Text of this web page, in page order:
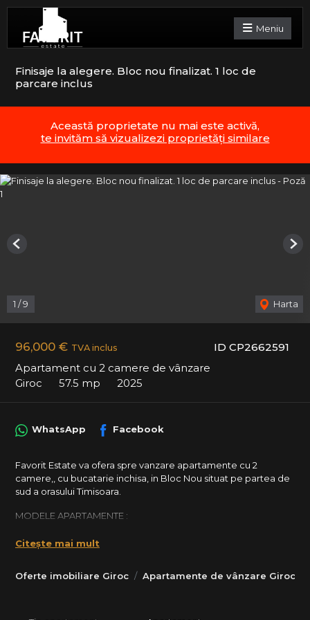
Meniu
Finisaje la alegere. Bloc nou finalizat. 1 loc de
parcare inclus
Această proprietate nu mai este activă,
te invităm să vizualizezi proprietăți similare
ID CP2662591
96,000 € TVA inclus
Apartament cu 2 camere de vânzare
Giroc
57.5 mp 2025
1 /9 Harta
Previous
Oferte imobiliare Giroc Apartamente de vânzare Giroc
WhatsApp Facebook
Favorit Estate va ofera spre vanzare apartamente cu 2
camere,, cu bucatarie inchisa, in Bloc Nou situat pe partea de
sud a orasului Timisoara.
MODELE APARTAMENTE :
Apartamente cu 2 camere :
TVA inclus ;
Citește mai mult